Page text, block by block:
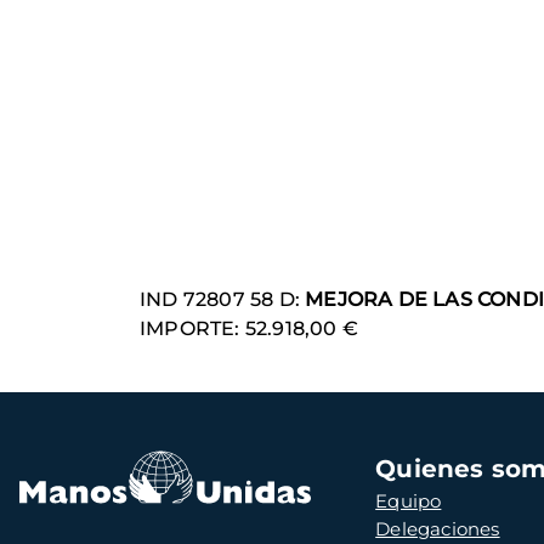
IND 72807 58 D: MEJORA DE LAS
IMPORTE: 52.918,00 €
Navegación
principal
Quienes
Equipo
Delegaciones